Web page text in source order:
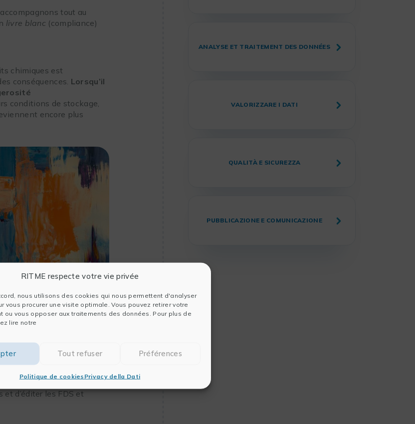
RITME respecte votre vie privée
nous utilisons des cookies qui nous permettent d'analyser
vous procurer une visite optimale. Vous pouvez retirer votre
ou vous opposer aux traitements des données. Pour plus de
lire notre
Tout refuser Préférences
Politique de cookies Privacy della Dati
tout au
livre blanc (compliance)
chimiques est
conséquences. Lorsqu’il
conditions de stockage,
encore plus
, un logiciel conforme CLP /
d’éditer les FDS et
ANALYSE ET TRAITEMENT DES DONNÉES
VALORIZZARE I DATI
QUALITÀ E SICUREZZA
PUBBLICAZIONE E COMUNICAZIONE